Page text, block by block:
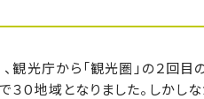
観光庁から「観光圏」の２回目
３０地域となりました。しかし